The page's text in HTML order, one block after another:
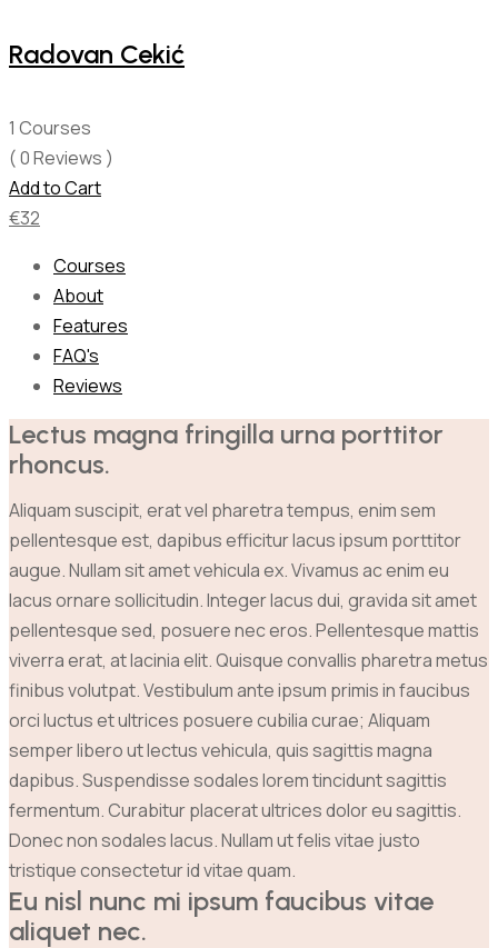
Radovan Cekić
1 Courses
( 0 Reviews )
Add to Cart
€32
Courses
About
Features
FAQ's
Reviews
Lectus magna fringilla urna porttitor
rhoncus.
Aliquam suscipit, erat vel pharetra tempus, enim sem
pellentesque est, dapibus efficitur lacus ipsum porttitor
augue. Nullam sit amet vehicula ex. Vivamus ac enim eu
lacus ornare sollicitudin. Integer lacus dui, gravida sit amet
pellentesque sed, posuere nec eros. Pellentesque mattis
viverra erat, at lacinia elit. Quisque convallis pharetra metus
finibus volutpat. Vestibulum ante ipsum primis in faucibus
orci luctus et ultrices posuere cubilia curae; Aliquam
semper libero ut lectus vehicula, quis sagittis magna
dapibus. Suspendisse sodales lorem tincidunt sagittis
fermentum. Curabitur placerat ultrices dolor eu sagittis.
Donec non sodales lacus. Nullam ut felis vitae justo
tristique consectetur id vitae quam.
Eu nisl nunc mi ipsum faucibus vitae
aliquet nec.